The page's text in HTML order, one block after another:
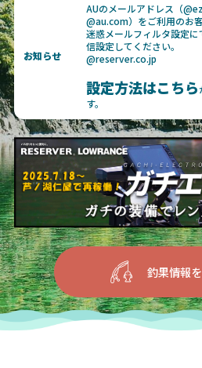
お知らせ
AUのメールアドレス（
@au.com）をご利用のお客
迷惑メールフィルタ設定
信設定してください。
@reserver.co.jp
設定方法はこちら
す。
釣果情報